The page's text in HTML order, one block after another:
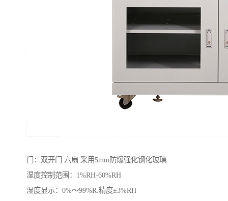
门：双开门 六扇 采用5mm防爆强化钢化玻璃
湿度控制范围：1%RH-60%RH
湿度显示：0%～99%R.精度±3%RH